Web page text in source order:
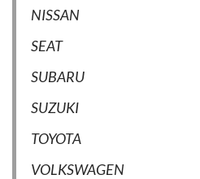
NISSAN
SEAT
SUBARU
SUZUKI
TOYOTA
VOLKSWAGEN